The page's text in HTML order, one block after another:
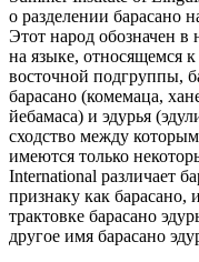
о разделении барасано
Этот народ обозначен в
на языке, относящемся
восточной подгруппы,
барасано (комемаца,
йебамаса) и эдурья
сходство между
имеются только
International различает
признаку как
трактовке барасано
другое имя барасано